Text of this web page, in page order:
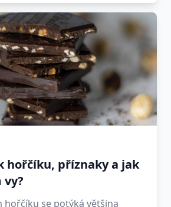
hořčíku, příznaky a jak
hořčíku se potýká většina